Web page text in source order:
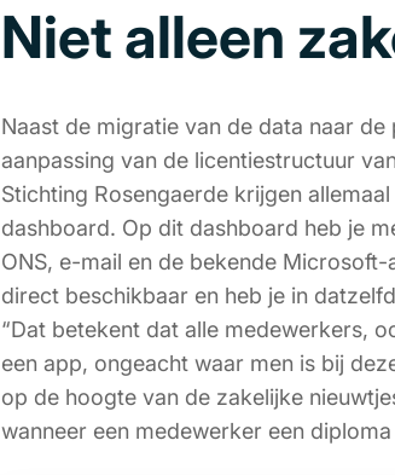
Niet alleen
Naast de migratie van de data naar
aanpassing van de licentiestructuur
Stichting Rosengaerde krijgen
dashboard. Op dit dashboard heb je
ONS, e-mail en de bekende
direct beschikbaar en heb je in
“Dat betekent dat alle medewerkers,
een app, ongeacht waar men is bij
op de hoogte van de zakelijke
wanneer een medewerker een